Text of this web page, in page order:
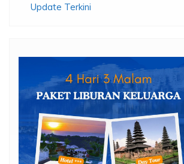
Update Terkini